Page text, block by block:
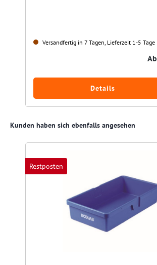
Versandfertig in 7 Tagen, Lieferzeit 1-5 Tage
Ab
Details
Produktgalerie überspringen
Kunden haben sich ebenfalls angesehen
Restposten